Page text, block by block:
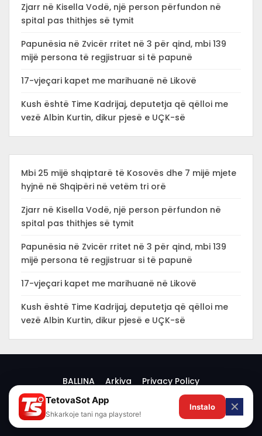
Zjarr në Kisella Vodë, një person përfundon në
spital pas thithjes së tymit
Papunësia në Zvicër rritet në 3 për qind, mbi 139
mijë persona të regjistruar si të papunë
17-vjeçari kapet me marihuanë në Likovë
Kush është Time Kadrijaj, deputetja që qëlloi me
vezë Albin Kurtin, dikur pjesë e UÇK-së
Mbi 25 mijë shqiptarë të Kosovës dhe 7 mijë mjete
hyjnë në Shqipëri në vetëm tri orë
Zjarr në Kisella Vodë, një person përfundon në
spital pas thithjes së tymit
Papunësia në Zvicër rritet në 3 për qind, mbi 139
mijë persona të regjistruar si të papunë
17-vjeçari kapet me marihuanë në Likovë
Kush është Time Kadrijaj, deputetja që qëlloi me
vezë Albin Kurtin, dikur pjesë e UÇK-së
BALLINA Arkiva Privacy Policy
© 2026 -
TetovaSot App
Shkarkoje tani nga playstore!
Instalo ✕